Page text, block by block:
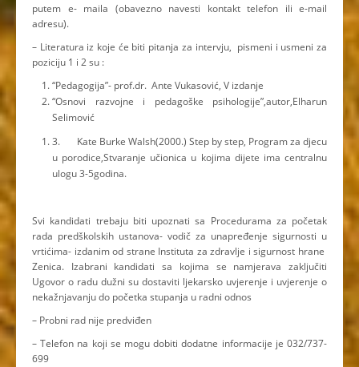
putem e- maila (obavezno navesti kontakt telefon ili e-mail
adresu).
– Literatura iz koje će biti pitanja za intervju, pismeni i usmeni za
poziciju 1 i 2 su :
“Pedagogija”- prof.dr. Ante Vukasović, V izdanje
“Osnovi razvojne i pedagoške psihologije”,autor,Elharun
Selimović
3. Kate Burke Walsh(2000.) Step by step, Program za djecu
u porodice,Stvaranje učionica u kojima dijete ima centralnu
ulogu 3-5godina.
Svi kandidati trebaju biti upoznati sa Procedurama za početak
rada predškolskih ustanova- vodič za unapređenje sigurnosti u
vrtićima- izdanim od strane Instituta za zdravlje i sigurnost hrane
Zenica. Izabrani kandidati sa kojima se namjerava zaključiti
Ugovor o radu dužni su dostaviti ljekarsko uvjerenje i uvjerenje o
nekažnjavanju do početka stupanja u radni odnos
– Probni rad nije predviđen
– Telefon na koji se mogu dobiti dodatne informacije je 032/737-
699